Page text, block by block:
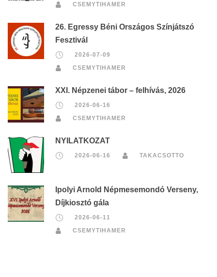
CSEMYTIHAMER
26. Egressy Béni Országos Színjátszó
Fesztivál
2026-07-09
CSEMYTIHAMER
XXI. Népzenei tábor – felhívás, 2026
2026-06-16
CSEMYTIHAMER
NYILATKOZAT
2026-06-16 TAKACSOTTO
Ipolyi Arnold Népmesemondó Verseny,
Díjkiosztó gála
2026-06-11
CSEMYTIHAMER